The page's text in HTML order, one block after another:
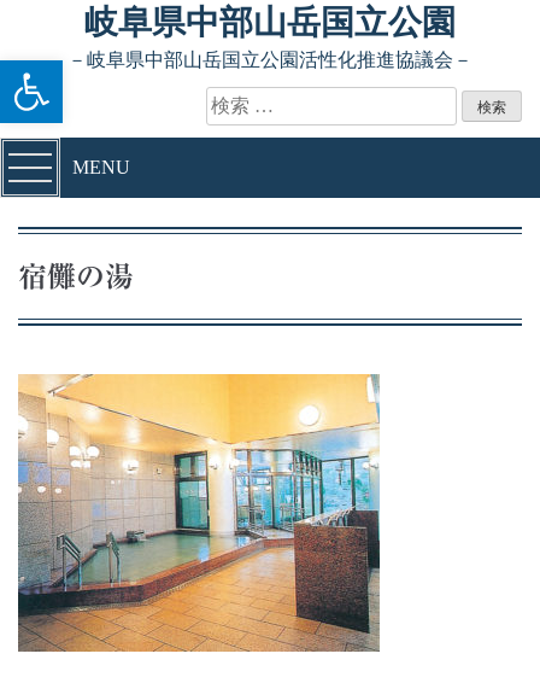
ツールバーを開く
Skip to content岐阜県中部山岳国立公園
－岐阜県中部山岳国立公園活性化推進協議会－
検索:
MENU
宿儺の湯